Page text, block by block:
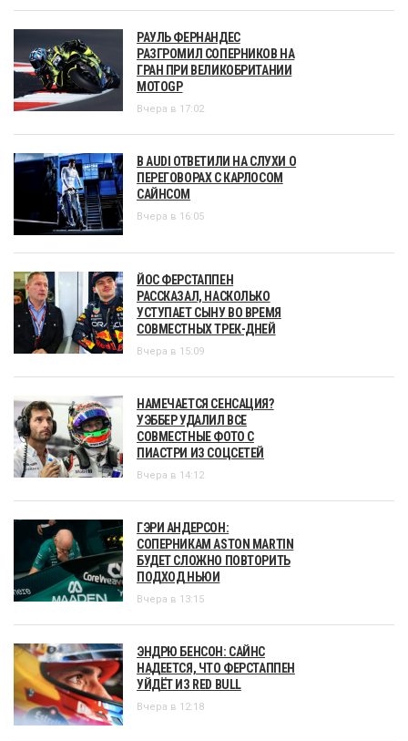
РАУЛЬ ФЕРНАНДЕС
РАЗГРОМИЛ СОПЕРНИКОВ НА
ГРАН ПРИ ВЕЛИКОБРИТАНИИ
MOTOGP
Вчера в 17:02
В AUDI ОТВЕТИЛИ НА СЛУХИ О
ПЕРЕГОВОРАХ С КАРЛОСОМ
САЙНСОМ
Вчера в 16:05
ЙОС ФЕРСТАППЕН
РАССКАЗАЛ, НАСКОЛЬКО
УСТУПАЕТ СЫНУ ВО ВРЕМЯ
СОВМЕСТНЫХ ТРЕК-ДНЕЙ
Вчера в 15:09
НАМЕЧАЕТСЯ СЕНСАЦИЯ?
УЭББЕР УДАЛИЛ ВСЕ
СОВМЕСТНЫЕ ФОТО С
ПИАСТРИ ИЗ СОЦСЕТЕЙ
Вчера в 14:12
ГЭРИ АНДЕРСОН:
СОПЕРНИКАМ ASTON MARTIN
БУДЕТ СЛОЖНО ПОВТОРИТЬ
ПОДХОД НЬЮИ
Вчера в 13:15
ЭНДРЮ БЕНСОН: САЙНС
НАДЕЕТСЯ, ЧТО ФЕРСТАППЕН
УЙДЁТ ИЗ RED BULL
Вчера в 12:18